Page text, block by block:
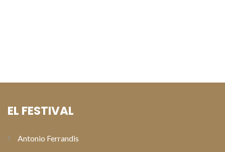
EL FESTIVAL
Antonio Ferrandis